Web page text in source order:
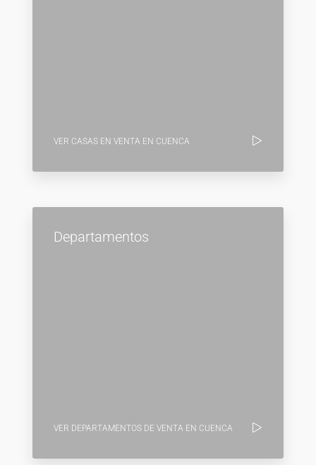
VER CASAS EN VENTA EN CUENCA
Departamentos
VER DEPARTAMENTOS DE VENTA EN CUENCA